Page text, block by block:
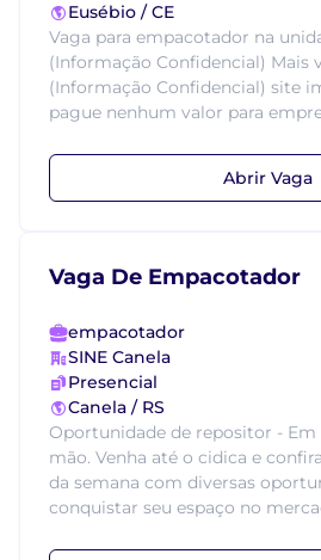
Eusébio / CE
Vaga para empacotador na
(Informação Confidencial) Mais
(Informação Confidencial) site
pague nenhum valor para
Abrir Vaga
Vaga De Empacotador
empacotador
SINE Canela
Presencial
Canela / RS
Oportunidade de repositor -
mão. Venha até o cidica e
da semana com diversas
conquistar seu espaço no